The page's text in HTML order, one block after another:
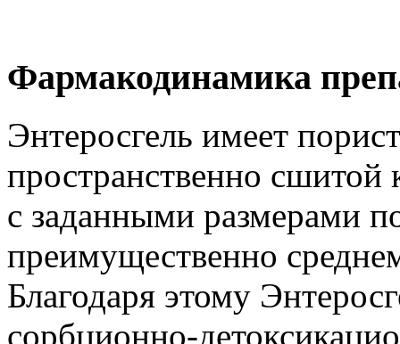
Фармакодинамика
Энтеросгель имеет
пространственно
с заданными размерами
преимущественно
Благодаря этому
сорбционно-